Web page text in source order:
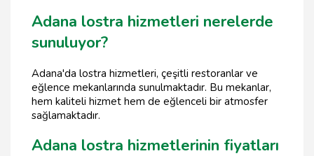
Adana lostra hizmetleri nerelerde
sunuluyor?
Adana'da lostra hizmetleri, çeşitli restoranlar ve
eğlence mekanlarında sunulmaktadır. Bu mekanlar,
hem kaliteli hizmet hem de eğlenceli bir atmosfer
sağlamaktadır.
Adana lostra hizmetlerinin fiyatları